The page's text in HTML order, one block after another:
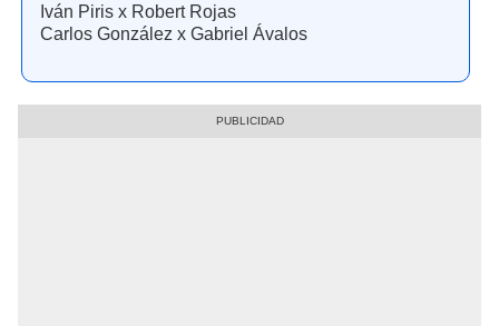
Iván Piris x Robert Rojas
Carlos González x Gabriel Ávalos